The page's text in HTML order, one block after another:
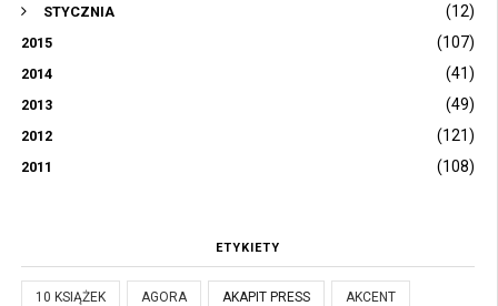
STYCZNIA (12)
2015 (107)
2014 (41)
2013 (49)
2012 (121)
2011 (108)
ETYKIETY
10 KSIĄŻEK AGORA AKAPIT PRESS AKCENT